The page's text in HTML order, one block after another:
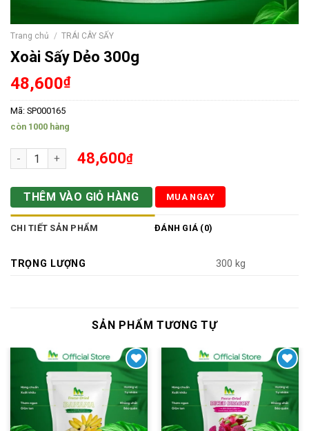
Trang chủ / TRÁI CÂY SẤY
Xoài Sấy Dẻo 300g
48,600₫
Mã: SP000165
còn 1000 hàng
Xoài Sấy Dẻo 300g số lượng
48,600₫
THÊM VÀO GIỎ HÀNG MUA NGAY
CHI TIẾT SẢN PHẨM ĐÁNH GIÁ (0)
TRỌNG LƯỢNG 300 kg
SẢN PHẨM TƯƠNG TỰ
Yêu thích Yêu thích